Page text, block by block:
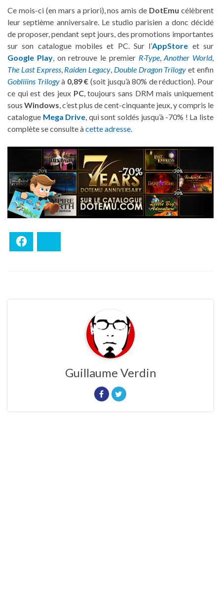
Ce mois-ci (en mars a priori), nos amis de DotEmu célèbrent
leur septième anniversaire. Le studio parisien a donc décidé
de proposer, pendant sept jours, des promotions importantes
sur son catalogue mobiles et PC. Sur l’AppStore et sur
Google Play, on retrouve le premier R·Type,Another World,
The Last Express, Raiden Legacy, Double Dragon Trilogy et enfin
Gobliiins Trilogyà 0,89 € (soit jusqu’à 80% de réduction). Pour
ce qui est des jeux PC, toujours sans DRM mais uniquement
sous Windows, c’est plus de cent-cinquante jeux, y compris le
catalogue Mega Drive, qui sont soldés jusqu’à -70% ! La liste
complète se consulte àcette adresse.
Guillaume Verdin